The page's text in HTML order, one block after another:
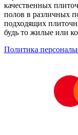
качественных
полов в различных
подходящих
будь то жилые или
Политика